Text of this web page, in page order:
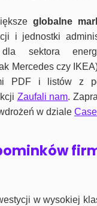
globalne
i jednostki
sektora
Mercedes czy
PDF i listów z
Zaufali nam.
w dziale
w wysokiej